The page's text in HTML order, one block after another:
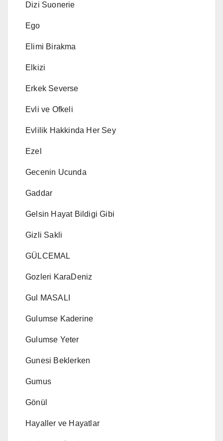
Dizi Suonerie
Ego
Elimi Birakma
Elkizi
Erkek Severse
Evli ve Ofkeli
Evlilik Hakkinda Her Sey
Ezel
Gecenin Ucunda
Gaddar
Gelsin Hayat Bildigi Gibi
Gizli Sakli
GÜLCEMAL
Gozleri KaraDeniz
Gul MASALI
Gulumse Kaderine
Gulumse Yeter
Gunesi Beklerken
Gumus
Gönül
Hayaller ve Hayatlar